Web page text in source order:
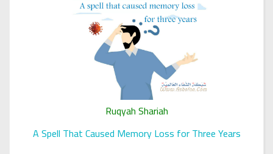
Ruqyah Shariah
A Spell That Caused Memory Loss for Three Years